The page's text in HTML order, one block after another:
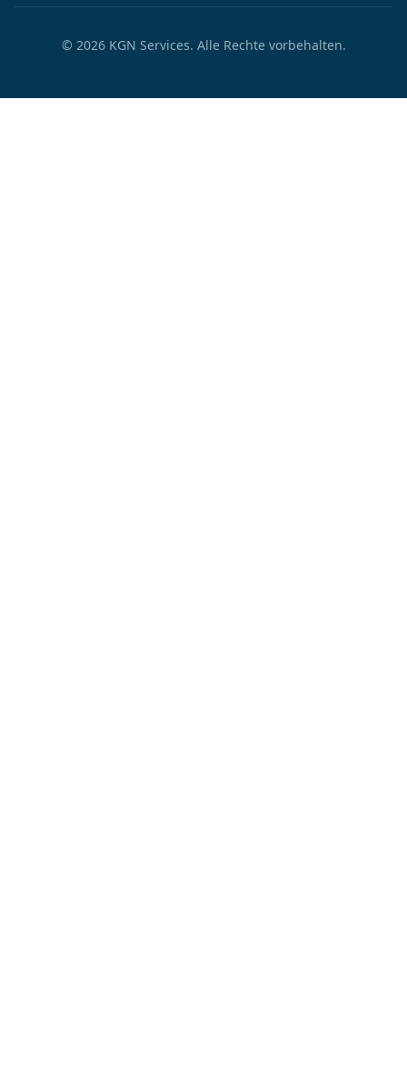
© 2026KGN Services. Alle Rechte vorbehalten.